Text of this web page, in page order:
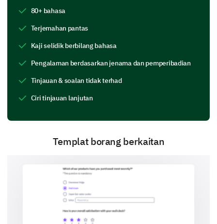
Advanced analytics
Other (Please specify)
80+ bahasa
Terjemahan pantas
Kaji selidik berbilang bahasa
Pengalaman berdasarkan jenama dan pemperibadian
Tinjauan & soalan tidak terhad
Ciri tinjauan lanjutan
Templat borang berkaitan